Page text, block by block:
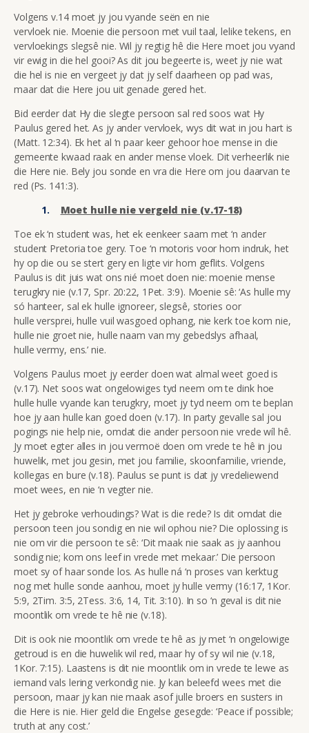
Volgens v.14 moet jy jou vyande seën en nie
vervloek nie. Moenie die persoon met vuil taal, lelike tekens, en
vervloekings slegsê nie. Wil jy regtig hê die Here moet jou vyand
vir ewig in die hel gooi? As dit jou begeerte is, weet jy nie wat
die hel is nie en vergeet jy dat jy self daarheen op pad was,
maar dat die Here jou uit genade gered het.
Bid eerder dat Hy die slegte persoon sal red soos wat Hy
Paulus gered het. As jy ander vervloek, wys dit wat in jou hart is
(Matt. 12:34). Ek het al ‘n paar keer gehoor hoe mense in die
gemeente kwaad raak en ander mense vloek. Dit verheerlik nie
die Here nie. Bely jou sonde en vra die Here om jou daarvan te
red (Ps. 141:3).
Moet hulle nie vergeld nie (v.17-18)
Toe ek ‘n student was, het ek eenkeer saam met ‘n ander
student Pretoria toe gery. Toe ‘n motoris voor hom indruk, het
hy op die ou se stert gery en ligte vir hom geflits. Volgens
Paulus is dit juis wat ons nié moet doen nie: moenie mense
terugkry nie (v.17, Spr. 20:22, 1Pet. 3:9). Moenie sê: ‘As hulle my
só hanteer, sal ek hulle ignoreer, slegsê, stories oor
hulle versprei, hulle vuil wasgoed ophang, nie kerk toe kom nie,
hulle nie groet nie, hulle naam van my gebedslys afhaal,
hulle vermy, ens.’ nie.
Volgens Paulus moet jy eerder doen wat almal weet goed is
(v.17). Net soos wat ongelowiges tyd neem om te dink hoe
hulle hulle vyande kan terugkry, moet jy tyd neem om te beplan
hoe jy aan hulle kan goed doen (v.17). In party gevalle sal jou
pogings nie help nie, omdat die ander persoon nie vrede wíl hê.
Jy moet egter alles in jou vermoë doen om vrede te hê in jou
huwelik, met jou gesin, met jou familie, skoonfamilie, vriende,
kollegas en bure (v.18). Paulus se punt is dat jy vredeliewend
moet wees, en nie ‘n vegter nie.
Het jy gebroke verhoudings? Wat is die rede? Is dit omdat die
persoon teen jou sondig en nie wil ophou nie? Die oplossing is
nie om vir die persoon te sê: ‘Dit maak nie saak as jy aanhou
sondig nie; kom ons leef in vrede met mekaar.’ Die persoon
moet sy of haar sonde los. As hulle ná ‘n proses van kerktug
nog met hulle sonde aanhou, moet jy hulle vermy (16:17, 1Kor.
5:9, 2Tim. 3:5, 2Tess. 3:6, 14, Tit. 3:10). In so ‘n geval is dit nie
moontlik om vrede te hê nie (v.18).
Dit is ook nie moontlik om vrede te hê as jy met ‘n ongelowige
getroud is en die huwelik wil red, maar hy of sy wil nie (v.18,
1Kor. 7:15). Laastens is dit nie moontlik om in vrede te lewe as
iemand vals lering verkondig nie. Jy kan beleefd wees met die
persoon, maar jy kan nie maak asof julle broers en susters in
die Here is nie. Hier geld die Engelse gesegde: ‘Peace if possible;
truth at any cost.’